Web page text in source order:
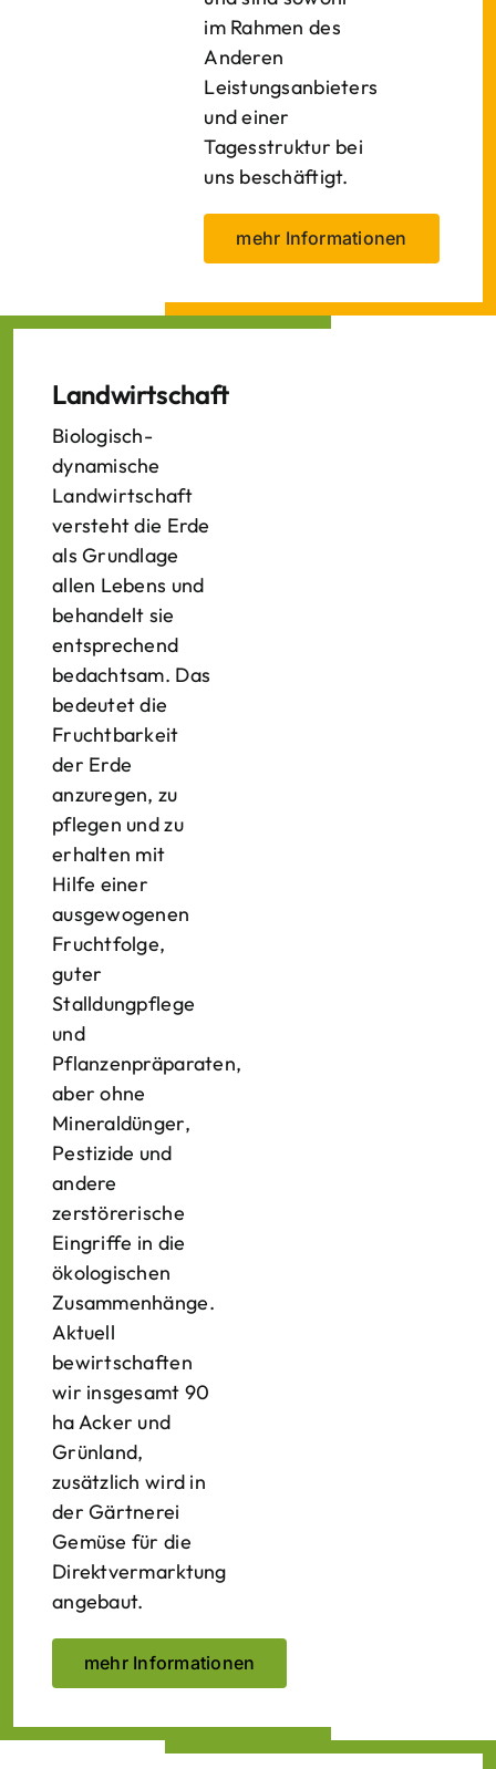
im Rahmen des
Anderen
Leistungsanbieters
und einer
Tagesstruktur bei
uns beschäftigt.
mehr Informationen
Landwirtschaft
Biologisch-
dynamische
Landwirtschaft
versteht die Erde
als Grundlage
allen Lebens und
behandelt sie
entsprechend
bedachtsam. Das
bedeutet die
Fruchtbarkeit
der Erde
anzuregen, zu
pflegen und zu
erhalten mit
Hilfe einer
ausgewogenen
Fruchtfolge,
guter
Stalldungpflege
und
Pflanzenpräparaten,
aber ohne
Mineraldünger,
Pestizide und
andere
zerstörerische
Eingriffe in die
ökologischen
Zusammenhänge.
Aktuell
bewirtschaften
wir insgesamt 90
ha Acker und
Grünland,
zusätzlich wird in
der Gärtnerei
Gemüse für die
Direktvermarktung
angebaut.
mehr Informationen